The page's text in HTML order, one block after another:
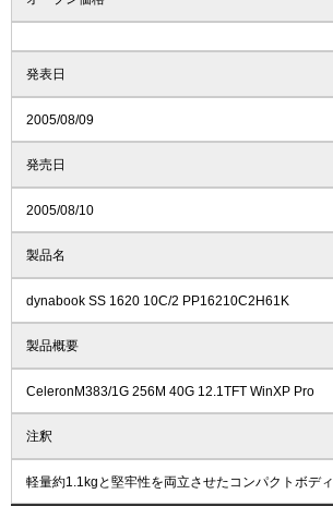
発表日
2005/08/09
発売日
2005/08/10
製品名
dynabook SS 1620 10C/2 PP16210C2H61K
製品概要
CeleronM383/1G 256M 40G 12.1TFT WinXP Pro
注釈
軽量約1.1kgと堅牢性を両立させたコンパクトボディ